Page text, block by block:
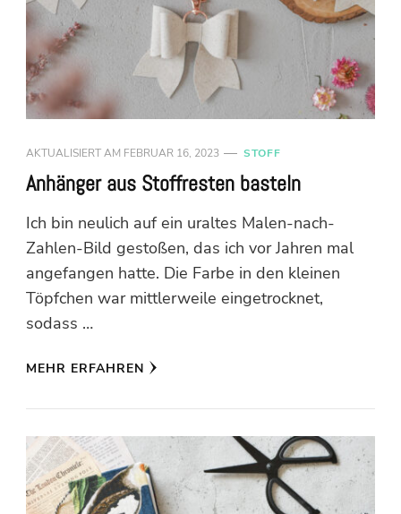
AKTUALISIERT AM FEBRUAR 16, 2023 STOFF
Anhänger aus Stoffresten basteln
Ich bin neulich auf ein uraltes Malen-nach-
Zahlen-Bild gestoßen, das ich vor Jahren mal
angefangen hatte. Die Farbe in den kleinen
Töpfchen war mittlerweile eingetrocknet,
sodass …
MEHR ERFAHREN